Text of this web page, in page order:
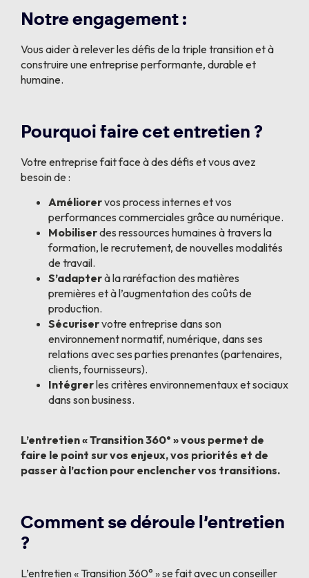
Notre engagement :
Vous aider à relever les défis de la triple transition et à
construire une entreprise performante, durable et
humaine.
Pourquoi faire cet entretien ?
Votre entreprise fait face à des défis et vous avez
besoin de :
Améliorervos process internes et vos
performances commerciales grâce au numérique.
Mobiliserdes ressources humaines à travers la
formation, le recrutement, de nouvelles modalités
de travail.
S’adapterà la raréfaction des matières
premières et à l’augmentation des coûts de
production.
Sécuriservotre entreprise dans son
environnement normatif, numérique, dans ses
relations avec ses parties prenantes (partenaires,
clients, fournisseurs).
Intégrerles critères environnementaux et sociaux
dans son business.
L’entretien « Transition 360° » vous permet de
faire le point sur vos enjeux, vos priorités et de
passer à l’action pour enclencher vos transitions.
Comment se déroule l’entretien
?
L’entretien « Transition 360° » se fait avec un conseiller